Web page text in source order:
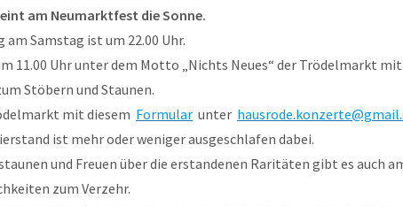
am Neumarktfest die Sonne.
am Samstag ist um 22.00 Uhr.
11.00 Uhr unter dem Motto „Nichts Neues“ der Trödelmarkt mit
Stöbern und Staunen.
mit diesem Formular unter
ist mehr oder weniger ausgeschlafen dabei.
und Freuen über die erstandenen Raritäten gibt es auch
zum Verzehr.